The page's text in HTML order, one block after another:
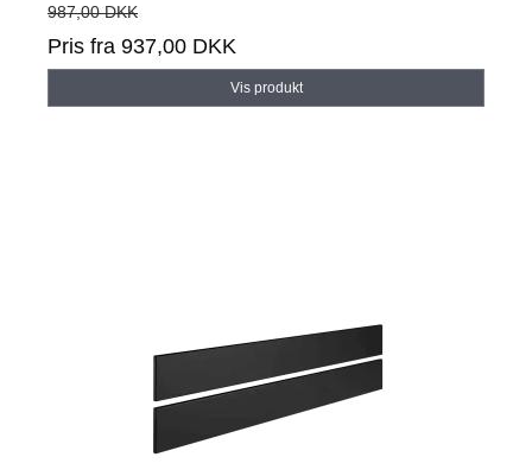
987,00 DKK
Pris fra 937,00 DKK
Vis produkt